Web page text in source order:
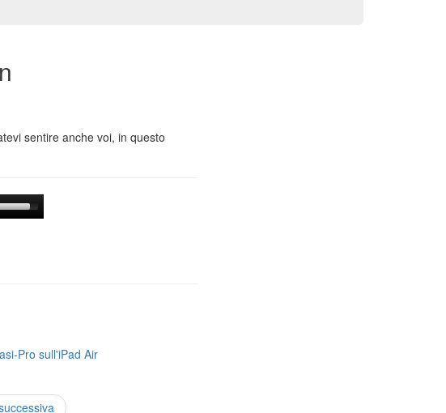
sentire anche voi, in questo
Pro sull'iPad Air